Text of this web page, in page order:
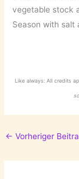
vegetable stock
Season with salt
Like always: All credits
← Vorheriger